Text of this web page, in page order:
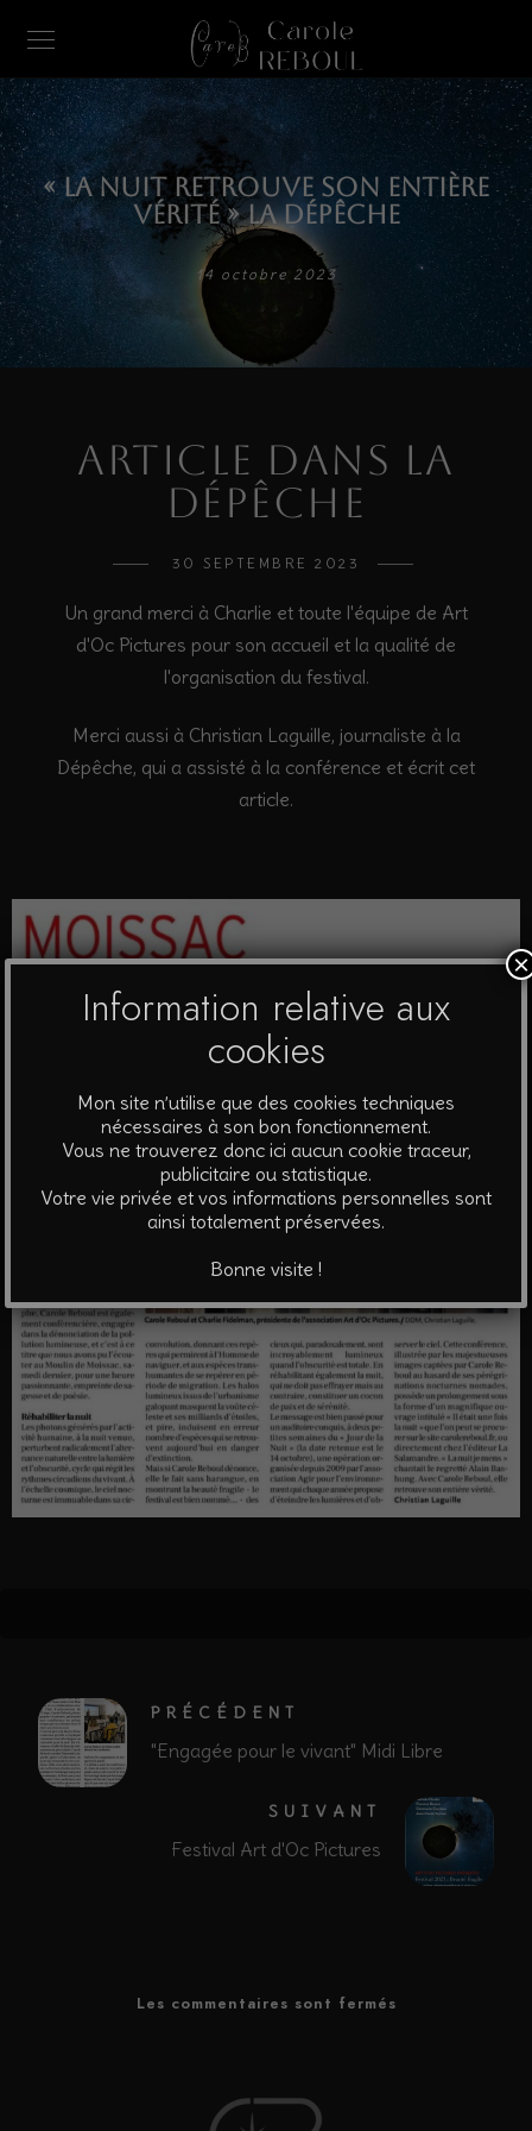
« La nuit retrouve son entière
vérité » La Dépêche
14 octobre 2023
Article dans La
Dépêche
30 SEPTEMBRE 2023
Un grand merci à Charlie et toute l'équipe de Art
d'Oc Pictures pour son accueil et la qualité de
l'organisation du festival.
Merci aussi à Christian Laguille, journaliste à la
Dépêche, qui a assisté à la conférence et écrit cet
article.
PRÉCÉDENT
"Engagée pour le vivant" Midi Libre
SUIVANT
Festival Art d'Oc Pictures
Les commentaires sont fermés
Information relative aux
cookies
Mon site n’utilise que des cookies techniques
nécessaires à son bon fonctionnement.
Vous ne trouverez donc ici aucun cookie traceur,
publicitaire ou statistique.
Votre vie privée et vos informations personnelles sont
ainsi totalement préservées.
Bonne visite !
×